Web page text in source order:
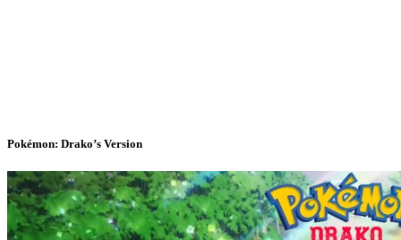
Pokémon: Drako’s Version